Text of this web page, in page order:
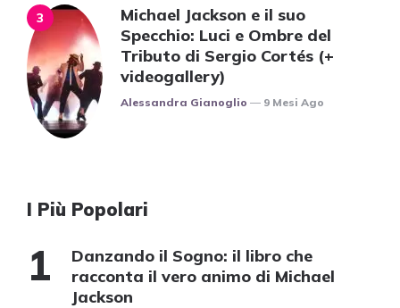
Michael Jackson e il suo
Specchio: Luci e Ombre del
Tributo di Sergio Cortés (+
videogallery)
Posted
Alessandra Gianoglio 9 Mesi Ago
I Più Popolari
Danzando il Sogno: il libro che
racconta il vero animo di Michael
Jackson